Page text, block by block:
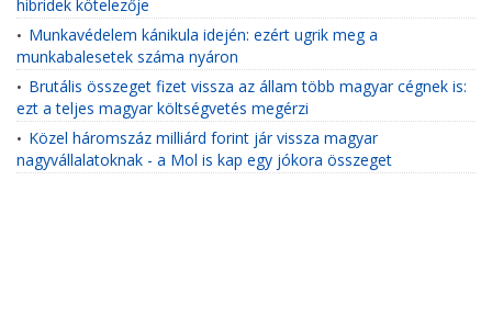
hibridek kötelezője
• Munkavédelem kánikula idején: ezért ugrik meg a
munkabalesetek száma nyáron
• Brutális összeget fizet vissza az állam több magyar cégnek is:
ezt a teljes magyar költségvetés megérzi
• Közel háromszáz milliárd forint jár vissza magyar
nagyvállalatoknak - a Mol is kap egy jókora összeget